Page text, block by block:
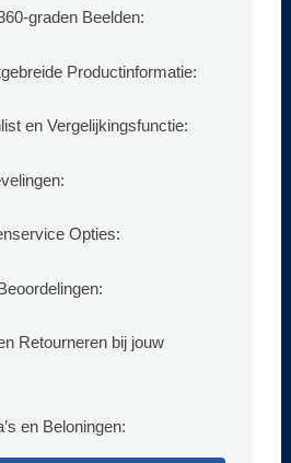
graden Beelden:
Productinformatie:
en Vergelijkingsfunctie:
Opties:
Retourneren bij jouw
en Beloningen: